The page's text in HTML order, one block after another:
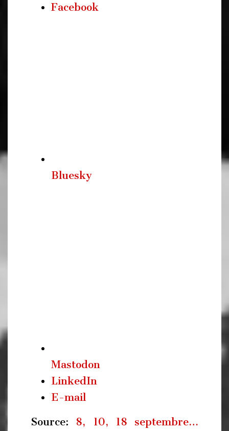
Facebook
Bluesky
Mastodon
LinkedIn
E-mail
Source: 8, 10, 18 septembre…